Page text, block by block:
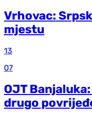
Vrhovac:
mjestu
13
07
OJT
drugo